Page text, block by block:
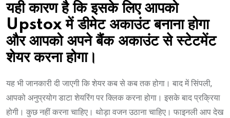
यही कारण है कि इसके लिए आपको
Upstox में डीमेट अकाउंट बनाना होगा
और आपको अपने बैंक अकाउंट से स्टेटमेंट
शेयर करना होगा।
यह भी जानकारी दी जाएगी कि शेयर कब से कब तक होगा। बाद में सिंपली,
आपको अनुप्रयोग डाटा शेयरिंग पर क्लिक करना होगा। इसके बाद प्रक्रिया
होगी। कुछ नहीं करना चाहिए। थोड़ा वजन उठाना चाहिए। फाइनली आप देख